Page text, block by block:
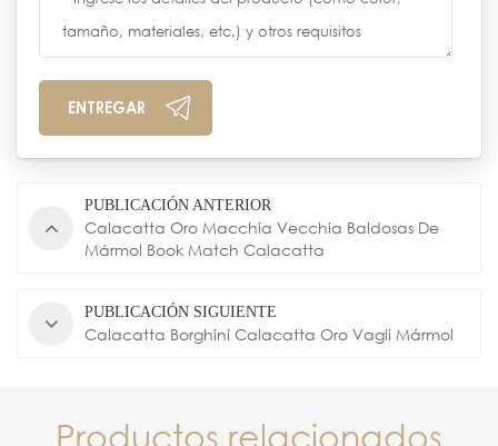
PUBLICACIÓN ANTERIOR
Calacatta Oro Macchia Vecchia Baldosas De
Mármol Book Match Calacatta
PUBLICACIÓN SIGUIENTE
Calacatta Borghini Calacatta Oro Vagli Mármol
Productos relacionados